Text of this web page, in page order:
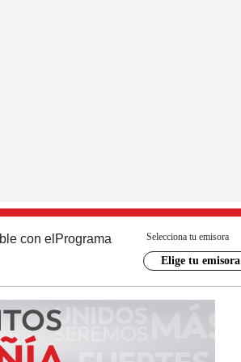
con el Programa Selecciona tu emisora
Elige tu emisora